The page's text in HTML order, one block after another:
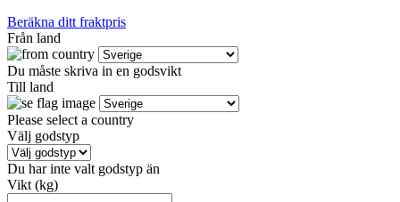
Beräkna ditt fraktpris
Från land
Du måste skriva in en godsvikt
Till land
Please select a country
Välj godstyp
Du har inte valt godstyp än
Vikt (kg)